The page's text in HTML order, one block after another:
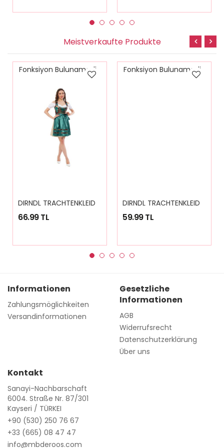
Meistverkaufte Produkte
Fonksiyon Bulunamadi
66.99 TL
Fonksiyon Bulunamadi
59.99 TL
Informationen
Zahlungsmöglichkeiten
Versandinformationen
Gesetzliche
Informationen
AGB
Widerrufsrecht
Datenschutzerklärung
Über uns
Kontakt
Sanayi-Nachbarschaft
6004. Straße Nr. 87/301
Kayseri / TÜRKEI
+90 (530) 250 76 67
+33 (665) 08 47 47
info@mbderoos.com